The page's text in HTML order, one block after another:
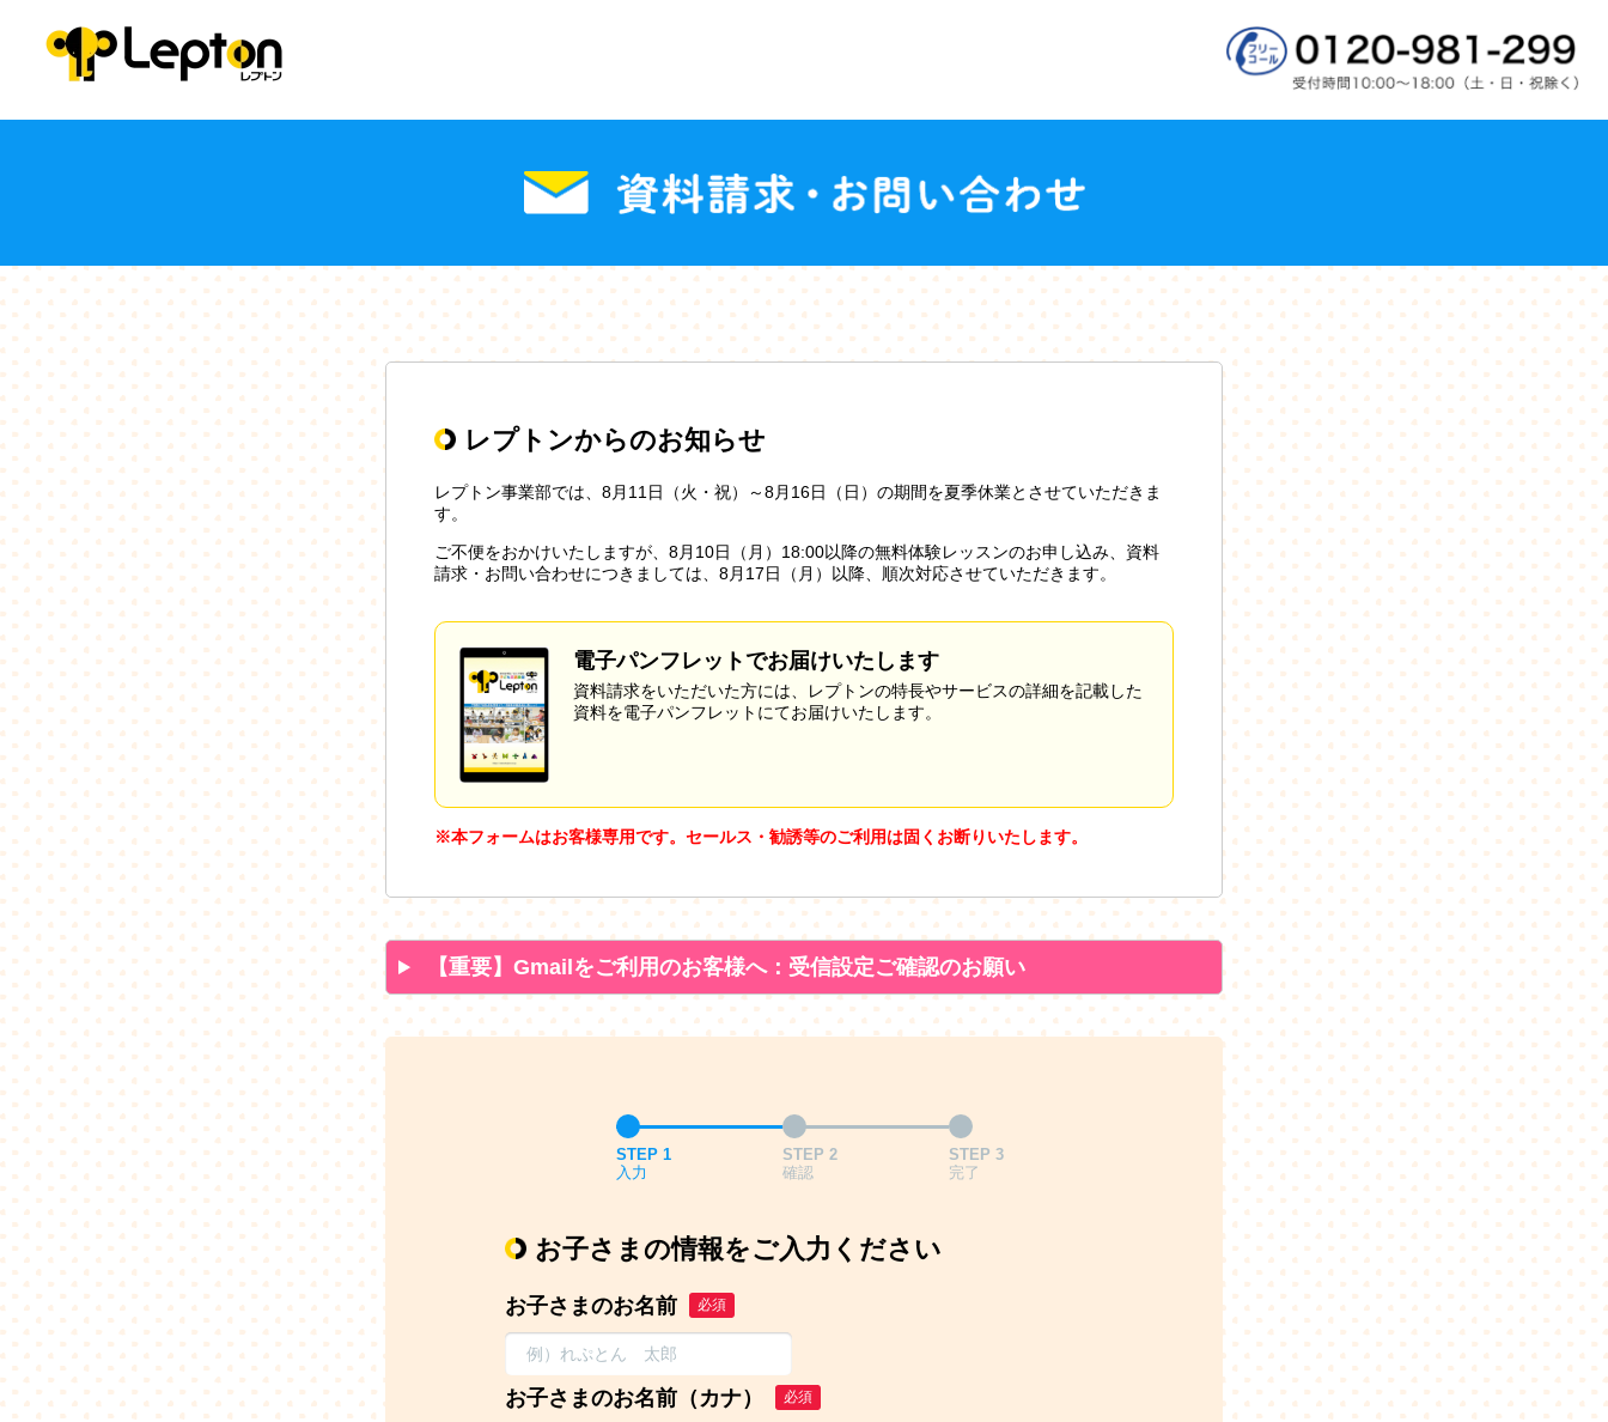
レプトンからのお知らせ
レプトン事業部では、8月11日（火・祝）～8月16日（日）の期間を夏季休業とさせていただきま
す。
ご不便をおかけいたしますが、8月10日（月）18:00以降の無料体験レッスンのお申し込み、資料
請求・お問い合わせにつきましては、8月17日（月）以降、順次対応させていただきます。
電子パンフレットでお届けいたします
資料請求をいただいた方には、レプトンの特長やサービスの詳細を記載した
資料を電子パンフレットにてお届けいたします。
※本フォームはお客様専用です。セールス・勧誘等のご利用は固くお断りいたします。
【重要】Gmailをご利用のお客様へ：受信設定ご確認のお願い
STEP 1
入力
STEP 2
確認
STEP 3
完了
お子さまの情報をご入力ください
お子さまのお名前 必須
お子さまのお名前（カナ） 必須